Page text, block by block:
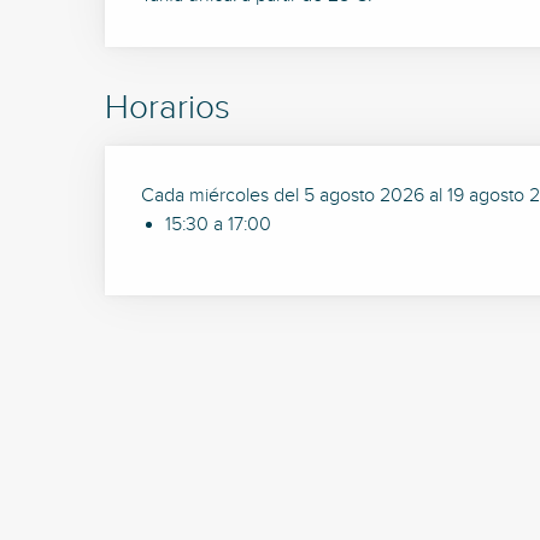
Horarios
Cada miércoles del 5 agosto 2026 al 19 agosto
15:30 a 17:00